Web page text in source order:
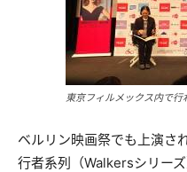
東京フィルメックス内で行
ベルリン映画祭でも上演さ
行者系列（Walkersシリー